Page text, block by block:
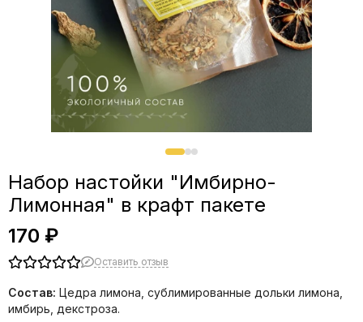
Набор настойки "Имбирно-
Лимонная" в крафт пакете
170 ₽
Оставить отзыв
Состав: Цедра лимона, сублимированные дольки лимона,
имбирь, декстроза.